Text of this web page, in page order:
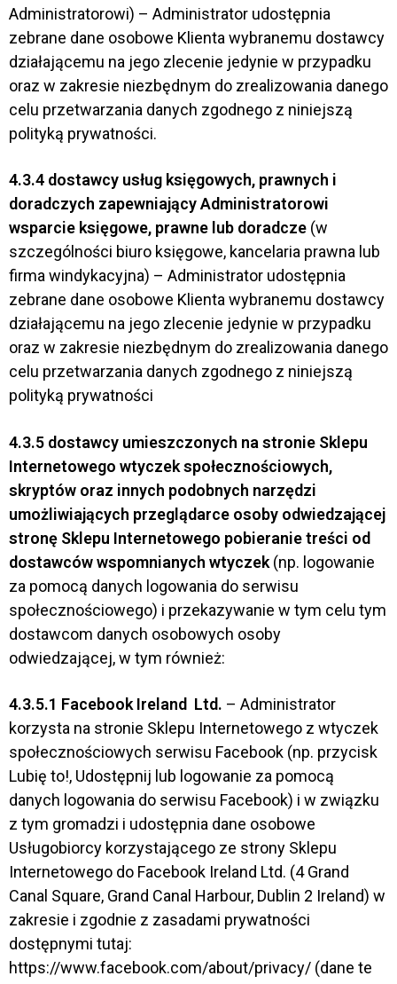
Administratorowi) – Administrator udostępnia
zebrane dane osobowe Klienta wybranemu dostawcy
działającemu na jego zlecenie jedynie w przypadku
oraz w zakresie niezbędnym do zrealizowania danego
celu przetwarzania danych zgodnego z niniejszą
polityką prywatności.
4.3.4 dostawcy usług księgowych, prawnych i
doradczych zapewniający Administratorowi
wsparcie księgowe, prawne lub doradcze (w
szczególności biuro księgowe, kancelaria prawna lub
firma windykacyjna) – Administrator udostępnia
zebrane dane osobowe Klienta wybranemu dostawcy
działającemu na jego zlecenie jedynie w przypadku
oraz w zakresie niezbędnym do zrealizowania danego
celu przetwarzania danych zgodnego z niniejszą
polityką prywatności
4.3.5 dostawcy umieszczonych na stronie Sklepu
Internetowego wtyczek społecznościowych,
skryptów oraz innych podobnych narzędzi
umożliwiających przeglądarce osoby odwiedzającej
stronę Sklepu Internetowego pobieranie treści od
dostawców wspomnianych wtyczek (np. logowanie
za pomocą danych logowania do serwisu
społecznościowego) i przekazywanie w tym celu tym
dostawcom danych osobowych osoby
odwiedzającej, w tym również:
4.3.5.1 Facebook Ireland Ltd. – Administrator
korzysta na stronie Sklepu Internetowego z wtyczek
społecznościowych serwisu Facebook (np. przycisk
Lubię to!, Udostępnij lub logowanie za pomocą
danych logowania do serwisu Facebook) i w związku
z tym gromadzi i udostępnia dane osobowe
Usługobiorcy korzystającego ze strony Sklepu
Internetowego do Facebook Ireland Ltd. (4 Grand
Canal Square, Grand Canal Harbour, Dublin 2 Ireland) w
zakresie i zgodnie z zasadami prywatności
dostępnymi tutaj:
https://www.facebook.com/about/privacy/ (dane te